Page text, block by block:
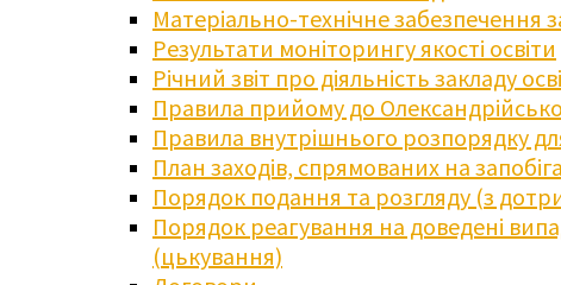
Матеріально-технічне забезпечення
Результати моніторингу якості освіти
Річний звіт про діяльність закладу
Правила прийому до
Правила внутрішнього розпорядку
План заходів, спрямованих на
Порядок подання та розгляду (з
Порядок реагування на доведені
(цькування)